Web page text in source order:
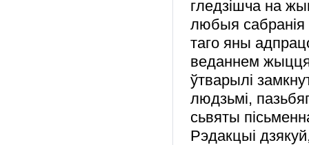
гледзішча на
любыя сабранія
таго яны
веданнем
ўтварылі
людзьмі,
сьвяты
Рэдакцыі